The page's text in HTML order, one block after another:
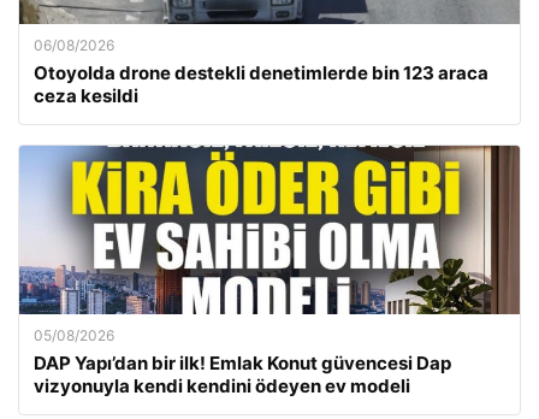
06/08/2026
Otoyolda drone destekli denetimlerde bin 123 araca
ceza kesildi
05/08/2026
DAP Yapı’dan bir ilk! Emlak Konut güvencesi Dap
vizyonuyla kendi kendini ödeyen ev modeli